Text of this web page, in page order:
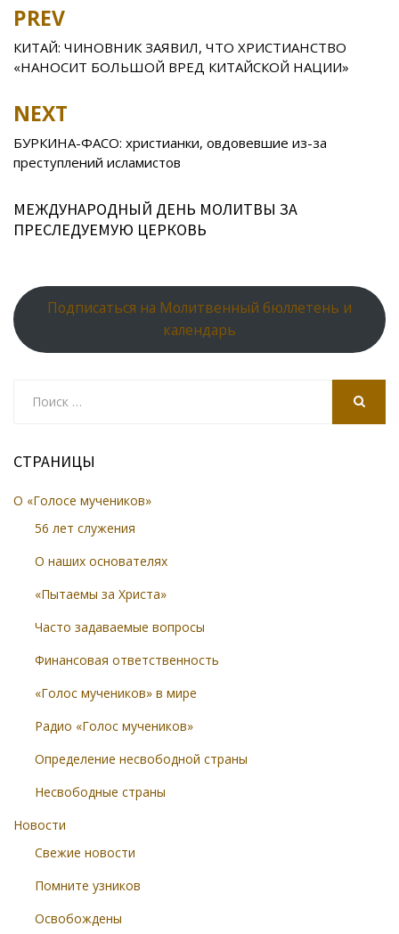
o
o
kl
as
ki
u
r
st u A
p
Post
navigation
PREV
КИТАЙ: ЧИНОВНИК ЗАЯВИЛ, ЧТО ХРИСТИАНСТВО
«НАНОСИТ БОЛЬШОЙ ВРЕД КИТАЙСКОЙ НАЦИИ»
NEXT
БУРКИНА-ФАСО: христианки, овдовевшие из-за
преступлений исламистов
МЕЖДУНАРОДНЫЙ ДЕНЬ МОЛИТВЫ ЗА
ПРЕСЛЕДУЕМУЮ ЦЕРКОВЬ
Подписаться на Молитвенный бюллетень и
календарь
СТРАНИЦЫ
О «Голосе мучеников»
56 лет служения
О наших основателях
«Пытаемы за Христа»
Часто задаваемые вопросы
Финансовая ответственность
«Голос мучеников» в мире
Радио «Голос мучеников»
Определение несвободной страны
Несвободные страны
Новости
Свежие новости
Помните узников
Освобождены